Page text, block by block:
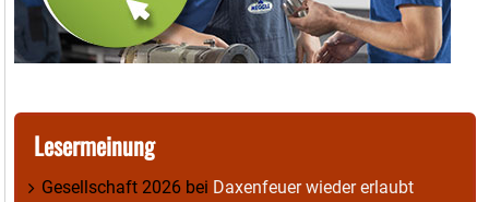
Lesermeinung
Gesellschaft 2026 bei Daxenfeuer wieder erlaubt